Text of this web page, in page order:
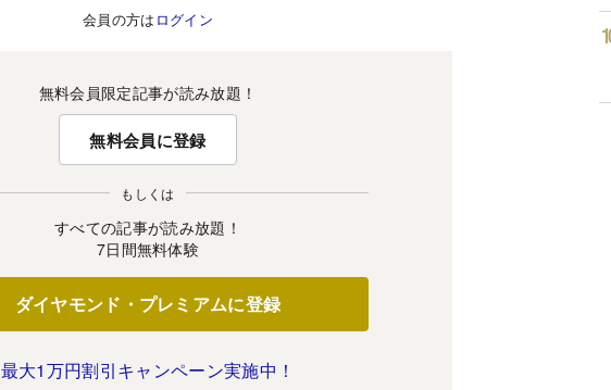
会員の方は ログイン
無料会員限定記事が読み放題！
無料会員に登録
もしくは
すべての記事が読み放題！
7日間無料体験
ダイヤモンド・プレミアムに登録
最大1万円割引キャンペーン実施中！